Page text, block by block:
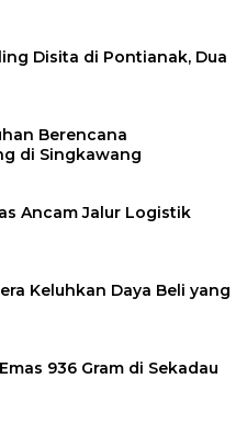
Disita di Pontianak, Dua
Berencana
di Singkawang
Ancam Jalur Logistik
Keluhkan Daya Beli yang
936 Gram di Sekadau